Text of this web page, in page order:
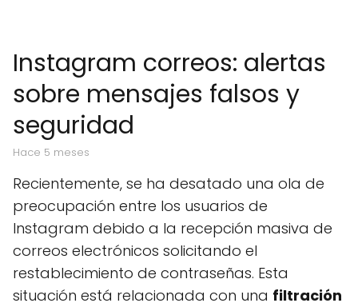
Instagram correos: alertas
sobre mensajes falsos y
seguridad
hace 5 meses
Recientemente, se ha desatado una ola de
preocupación entre los usuarios de
Instagram debido a la recepción masiva de
correos electrónicos solicitando el
restablecimiento de contraseñas. Esta
situación está relacionada con una filtración